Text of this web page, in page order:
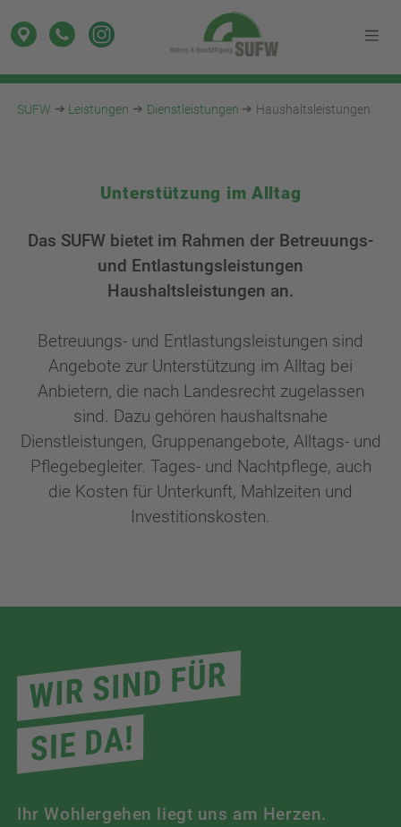
SUFW Leistungen Dienstleistungen Haushaltsleistungen
Unterstützung im Alltag
Das SUFW bietet im Rahmen der Betreuungs-
und Entlastungsleistungen
Haushaltsleistungen an.
Betreuungs- und Entlastungsleistungen sind
Angebote zur Unterstützung im Alltag bei
Anbietern, die nach Landesrecht zugelassen
sind. Dazu gehören haushaltsnahe
Dienstleistungen, Gruppenangebote, Alltags- und
Pflegebegleiter. Tages- und Nachtpflege, auch
die Kosten für Unterkunft, Mahlzeiten und
Investitionskosten.
Ihr Wohlergehen liegt uns am Herzen.